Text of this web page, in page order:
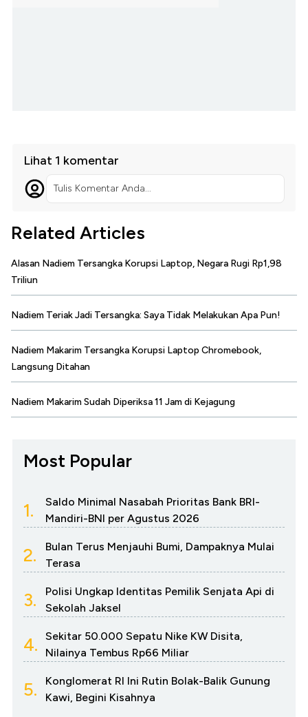
Lihat 1 komentar
Tulis Komentar Anda...
Related Articles
Alasan Nadiem Tersangka Korupsi Laptop, Negara Rugi Rp1,98
Triliun
Nadiem Teriak Jadi Tersangka: Saya Tidak Melakukan Apa Pun!
Nadiem Makarim Tersangka Korupsi Laptop Chromebook,
Langsung Ditahan
Nadiem Makarim Sudah Diperiksa 11 Jam di Kejagung
Most Popular
1.
Saldo Minimal Nasabah Prioritas Bank BRI-
Mandiri-BNI per Agustus 2026
2.
Bulan Terus Menjauhi Bumi, Dampaknya Mulai
Terasa
3.
Polisi Ungkap Identitas Pemilik Senjata Api di
Sekolah Jaksel
4.
Sekitar 50.000 Sepatu Nike KW Disita,
Nilainya Tembus Rp66 Miliar
5.
Konglomerat RI Ini Rutin Bolak-Balik Gunung
Kawi, Begini Kisahnya